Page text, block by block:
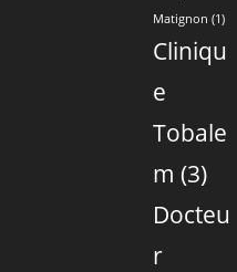
Matignon (1)
Cliniqu
e
Tobale
m (3)
Docteu
r